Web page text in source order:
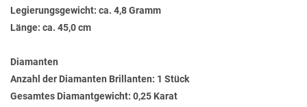
Legierungsgewicht: ca. 4,8 Gramm
Länge: ca. 45,0 cm
Diamanten
Anzahl der Diamanten Brillanten: 1 Stück
Gesamtes Diamantgewicht: 0,25 Karat